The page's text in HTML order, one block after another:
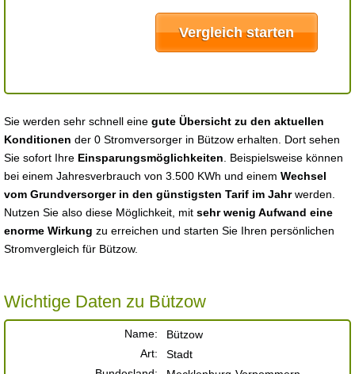
Sie werden sehr schnell eine gute Übersicht zu den aktuellen
Konditionen der 0 Stromversorger in Bützow erhalten. Dort sehen
Sie sofort Ihre Einsparungsmöglichkeiten . Beispielsweise können
bei einem Jahresverbrauch von 3.500 KWh und einem Wechsel
vom Grundversorger in den günstigsten Tarif im Jahrwerden.
Nutzen Sie also diese Möglichkeit, mit sehr wenig Aufwand eine
enorme Wirkung zu erreichen und starten Sie Ihren persönlichen
Stromvergleich für Bützow.
Wichtige Daten zu Bützow
Name:
Bützow
Art:
Stadt